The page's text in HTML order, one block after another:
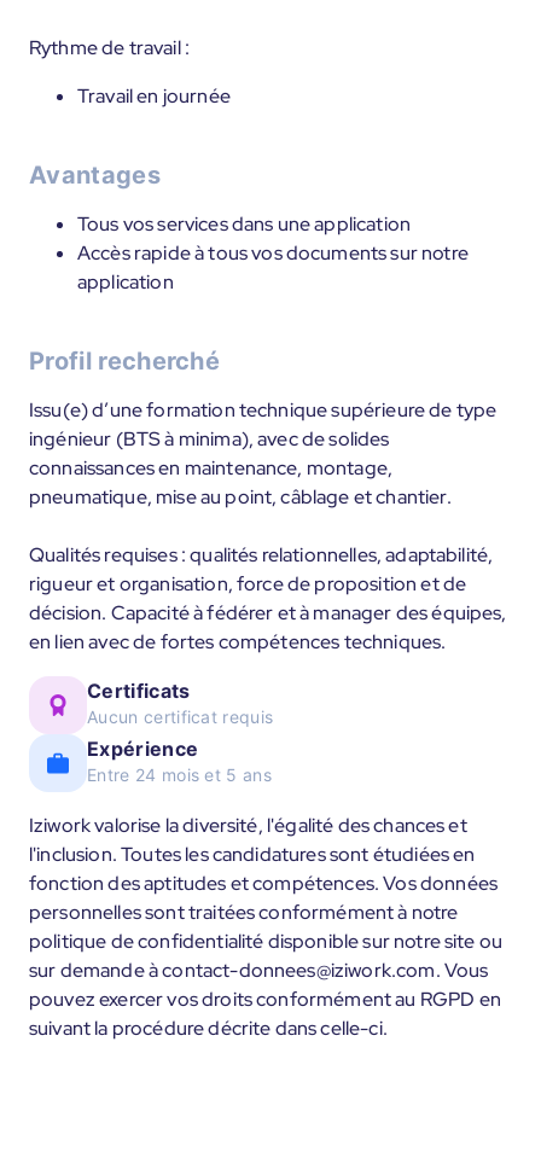
Rythme de travail :
Travail en journée
Avantages
Tous vos services dans une application
Accès rapide à tous vos documents sur notre
application
Profil recherché
Issu(e) d’une formation technique supérieure de type
ingénieur (BTS à minima), avec de solides
connaissances en maintenance, montage,
pneumatique, mise au point, câblage et chantier.
Qualités requises : qualités relationnelles, adaptabilité,
rigueur et organisation, force de proposition et de
décision. Capacité à fédérer et à manager des équipes,
en lien avec de fortes compétences techniques.
Certificats
Aucun certificat requis
Expérience
Entre 24 mois et 5 ans
Iziwork valorise la diversité, l'égalité des chances et
l'inclusion. Toutes les candidatures sont étudiées en
fonction des aptitudes et compétences. Vos données
personnelles sont traitées conformément à notre
politique de confidentialité disponible sur notre site ou
sur demande à contact-donnees@iziwork.com. Vous
pouvez exercer vos droits conformément au RGPD en
suivant la procédure décrite dans celle-ci.